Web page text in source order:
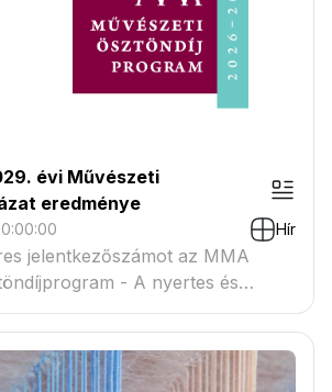
évi Művészeti
eredménye
Hír
jelentkezőszámot az MMA
- A nyertes és
névsora megtekinthető a